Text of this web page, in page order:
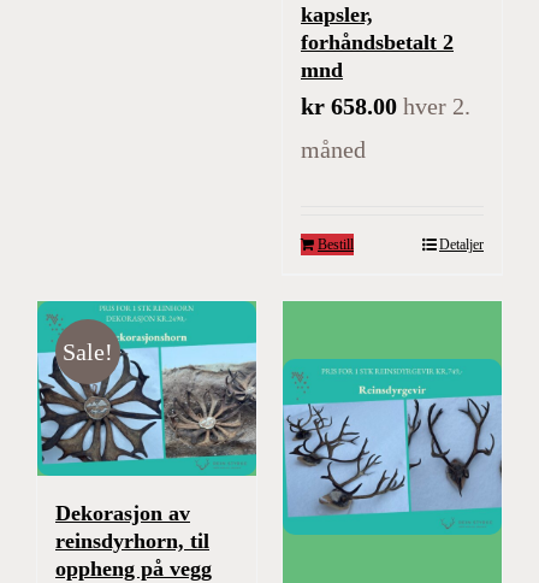
kapsler,
forhåndsbetalt 2
mnd
kr 658.00 hver 2.
måned
Bestill Detaljer
Sale!
Dekorasjon av
reinsdyrhorn, til
oppheng på vegg